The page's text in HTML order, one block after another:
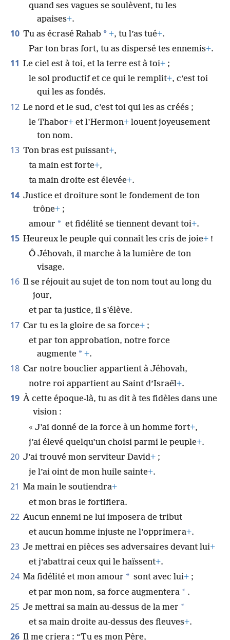
quand ses vagues se soulèvent, tu les
apaises+.
10 Tu as écrasé Rahab * +, tu l’as tué+.
Par ton bras fort, tu as dispersé tes ennemis+.
11 Le ciel est à toi, et la terre est à toi+ ;
le sol productif et ce qui le remplit+, c’est toi
qui les as fondés.
12 Le nord et le sud, c’est toi qui les as créés ;
le Thabor+ et l’Hermon+ louent joyeusement
ton nom.
13 Ton bras est puissant+,
ta main est forte+,
ta main droite est élevée+.
14 Justice et droiture sont le fondement de ton
trône+ ;
amour * et fidélité se tiennent devant toi+.
15 Heureux le peuple qui connaît les cris de joie+ !
Ô Jéhovah, il marche à la lumière de ton
visage.
16 Il se réjouit au sujet de ton nom tout au long du
jour,
et par ta justice, il s’élève.
17 Car tu es la gloire de sa force+ ;
et par ton approbation, notre force
augmente * +.
18 Car notre bouclier appartient à Jéhovah,
notre roi appartient au Saint d’Israël+.
19 À cette époque-là, tu as dit à tes fidèles dans une
vision :
« J’ai donné de la force à un homme fort+,
j’ai élevé quelqu’un choisi parmi le peuple+.
20 J’ai trouvé mon serviteur David+ ;
je l’ai oint de mon huile sainte+.
21 Ma main le soutiendra+
et mon bras le fortifiera.
22 Aucun ennemi ne lui imposera de tribut
et aucun homme injuste ne l’opprimera+.
23 Je mettrai en pièces ses adversaires devant lui+
et j’abattrai ceux qui le haïssent+.
24 Ma fidélité et mon amour * sont avec lui+ ;
et par mon nom, sa force augmentera * .
25 Je mettrai sa main au-dessus de la mer *
et sa main droite au-dessus des fleuves+.
26 Il me criera : “Tu es mon Père,